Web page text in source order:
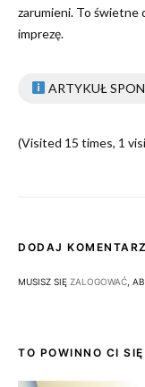
zarumieni. To świetne
imprezę.
ARTYKUŁ
(Visited 15 times, 1
DODAJ KOMENTARZ
MUSISZ SIĘ ZALOGOWAĆ ,
TO POWINNO CI